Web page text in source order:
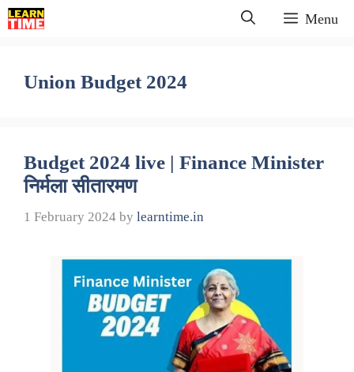
Skip
to
Menu
Union Budget 2024
Budget 2024 live | Finance Minister
निर्मला सीतारमण
1 February 2024 by learntime.in